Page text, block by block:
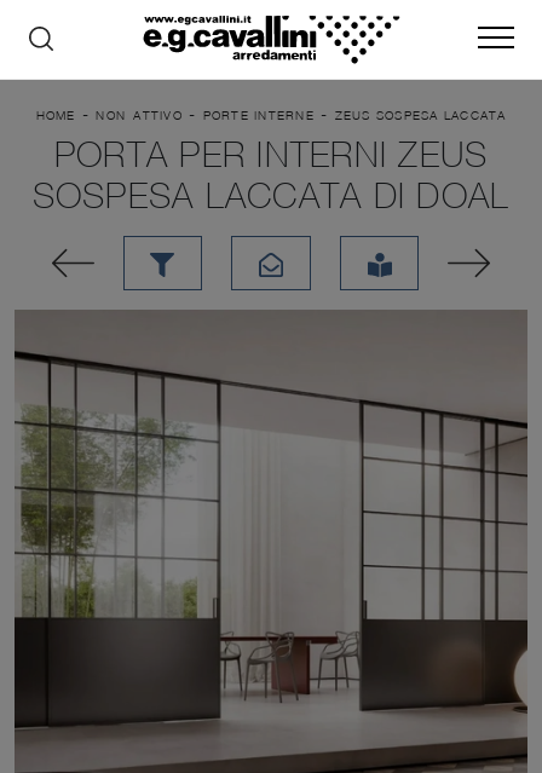
HOME -NON_ATTIVO - PORTE INTERNE - ZEUS SOSPESA LACCATA
PORTA PER INTERNI ZEUS
SOSPESA LACCATA DI DOAL